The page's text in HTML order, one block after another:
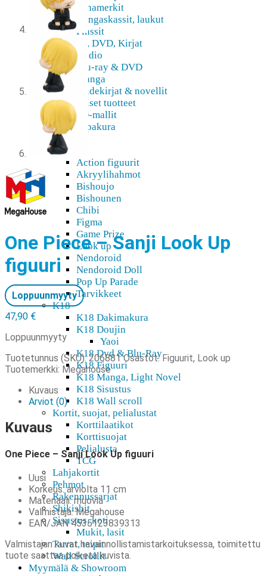
Hihamerkit
Kangaskassit, laukut
Pinssit
Blu-Ray, DVD, Kirjat
Audio
Blu-ray & DVD
Manga
Taidekirjat & novellit
Digitaaliset tuotteet
3D-mallit
Pepakura
Doujin
Figuurit
Action figuurit
Akryylihahmot
Bishoujo
Bishounen
Chibi
Figma
Game Prize
Look up
Nendoroid
Nendoroid Doll
Pop Up Parade
Tarvikkeet
K18
K18 Dakimakura
K18 Doujin
Yaoi
K18 Dvd & Blu-Ray
K18 Figuuri
K18 Manga, Light Novel
K18 Sisustus
K18 Wall scroll
Kortit, suojat, pelialustat
Korttilaatikot
Korttisuojat
Pelialusta
TCG
Lahjakortit
Pehmot
Rakennussarjat
Shikishit
Sisustus, koti
Mukit, lasit
Tarrat, teipit
Wall Scrollit
Myymälä & Showroom
One Piece – Sanji Look Up
figuuri
Loppuunmyyty
47,90 €
Loppuunmyyty
Tuotetunnus (SKU):206881 Osastot:Figuurit, Look up
Tuotemerkki: Megahouse
Kuvaus
Arviot (0)
Kuvaus
One Piece – Sanji Look Up figuuri
Uusi
Korkeus: arviolta 11 cm
Materiaali: muovia
Valmistaja: Megahouse
EAN/JAN 4535123839313
Valmistajan kuvat havainnollistamistarkoituksessa, toimitettu
tuote saattaa poiketa kuvista.